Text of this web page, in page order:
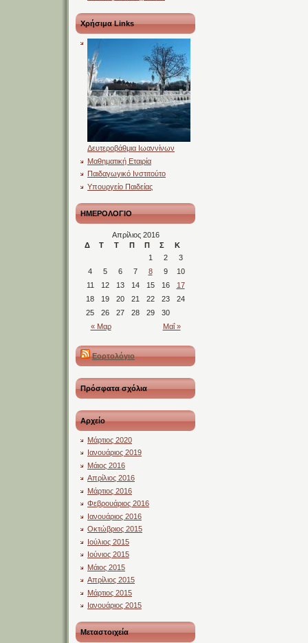
Χρήσιμα Links
Δευτεροβάθμια Ιωαννίνων
Μαθηματική Εταιρία
Παιδαγωγικό Ινστιτούτο
Υπουργείο Παιδείας
ΗΜΕΡΟΛΟΓΙΟ
Απρίλιος 2016
Δ
Τ Τ Π Π Σ Κ
« Μαρ Μαΐ »
1 2
3
4
5 6 7 8 9
10
11
12 13 14 15 16
17
18
19 20 21 22 23
24
25
26 27 28 29 30
Εορτολόγιο
Πρόσφατα σχόλια
Αρχείο
Μάρτιος 2020
Ιανουάριος 2019
Μάιος 2016
Απρίλιος 2016
Μάρτιος 2016
Φεβρουάριος 2016
Ιανουάριος 2016
Οκτώβριος 2015
Ιούλιος 2015
Ιούνιος 2015
Μάιος 2015
Απρίλιος 2015
Μάρτιος 2015
Ιανουάριος 2015
Μεταστοιχεία